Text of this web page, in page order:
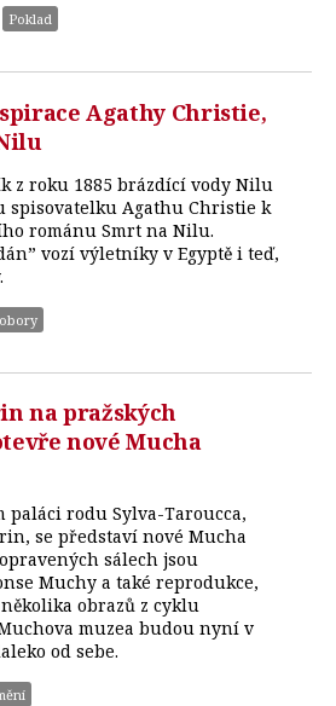
Poklad
Agathy Christie,
z roku 1885 brázdící vody Nilu
Agathu Christie k
románu Smrt na Nilu.
vozí výletníky v Egyptě i teď,
na pražských
nové Mucha
paláci rodu Sylva-Taroucca,
se představí nové Mucha
sálech jsou
Muchy a také reprodukce,
obrazů z cyklu
muzea budou nyní v
od sebe.